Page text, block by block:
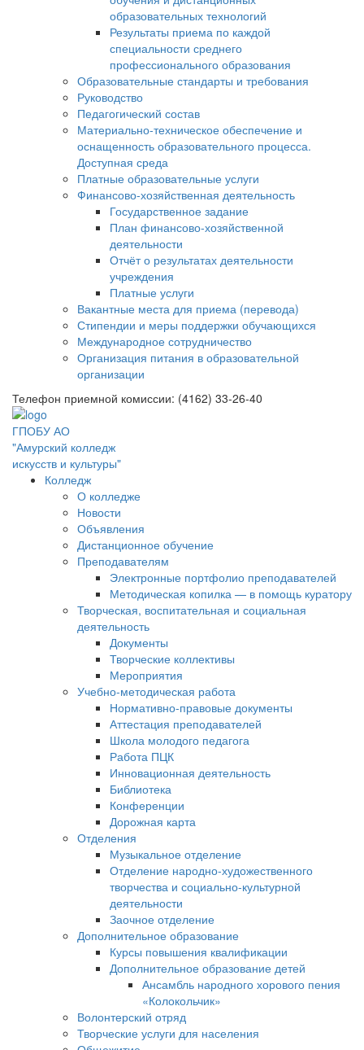
образовательных технологий
Результаты приема по каждой
специальности среднего
профессионального образования
Образовательные стандарты и требования
Руководство
Педагогический состав
Материально-техническое обеспечение и
оснащенность образовательного процесса.
Доступная среда
Платные образовательные услуги
Финансово-хозяйственная деятельность
Государственное задание
План финансово-хозяйственной
деятельности
Отчёт о результатах деятельности
учреждения
Платные услуги
Вакантные места для приема (перевода)
Стипендии и меры поддержки обучающихся
Международное сотрудничество
Организация питания в образовательной
организации
Телефон приемной комиссии: (4162) 33-26-40
ГПОБУ АО
"Амурский колледж
искусств и культуры"
Колледж
О колледже
Новости
Объявления
Дистанционное обучение
Преподавателям
Электронные портфолио преподавателей
Методическая копилка — в помощь куратору
Творческая, воспитательная и социальная
деятельность
Документы
Творческие коллективы
Мероприятия
Учебно-методическая работа
Нормативно-правовые документы
Аттестация преподавателей
Школа молодого педагога
Работа ПЦК
Инновационная деятельность
Библиотека
Конференции
Дорожная карта
Отделения
Музыкальное отделение
Отделение народно-художественного
творчества и социально-культурной
деятельности
Заочное отделение
Дополнительное образование
Курсы повышения квалификации
Дополнительное образование детей
Ансамбль народного хорового пения
«Колокольчик»
Волонтерский отряд
Творческие услуги для населения